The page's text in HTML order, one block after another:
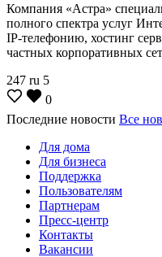
Компания «Астра»
полного спектра услуг
IP-телефонию, хостинг
частных корпоративных
247 ru 5
0
Последние новости Все
Для дома
Для бизнеса
Поддержка
Пользователям
Партнерам
Пресс-центр
Контакты
Вакансии